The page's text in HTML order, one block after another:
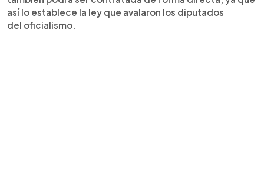
así lo establece la ley que avalaron los diputados
del oficialismo.